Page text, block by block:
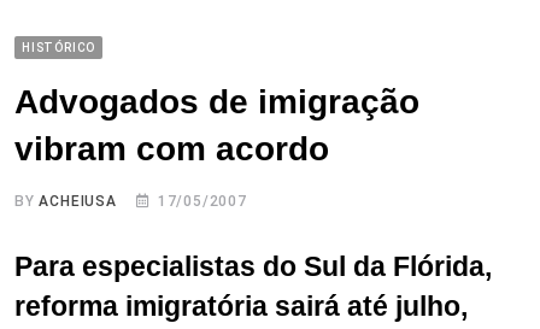
HISTÓRICO
Advogados de imigração
vibram com acordo
BYACHEIUSA 17/05/2007
Para especialistas do Sul da Flórida,
reforma imigratória sairá até julho,